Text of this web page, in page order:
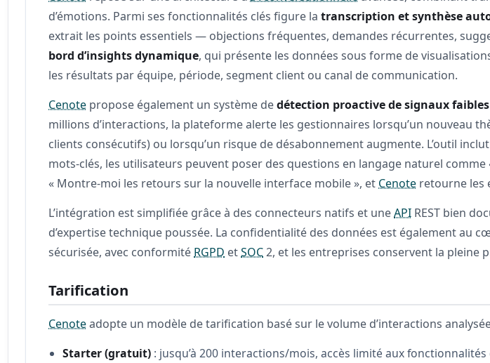
d’émotions. Parmi ses fonctionnalités clés figure latranscription et synthèse
extrait les points essentiels — objections fréquentes, demandes récurrentes,
bord d’insights dynamique, qui présente les données sous forme de
les résultats par équipe, période, segment client ou canal de communication.
Cenote propose également un système dedétection proactive de signaux faibles
millions d’interactions, la plateforme alerte les gestionnaires lorsqu’un nouveau
clients consécutifs) ou lorsqu’un risque de désabonnement augmente. L’outil
mots-clés, les utilisateurs peuvent poser des questions en langage naturel
« Montre-moi les retours sur la nouvelle interface mobile », et Cenote retourne les
L’intégration est simplifiée grâce à des connecteurs natifs et uneAPI REST bien
d’expertise technique poussée. La confidentialité des données est également au
sécurisée, avec conformité RGPD etSOC2, et les entreprises conservent la pleine
Tarification
Cenoteadopte un modèle de tarification basé sur le volume d’interactions
Starter (gratuit) : jusqu’à 200 interactions/mois, accès limité aux